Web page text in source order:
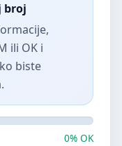
broj
ili OK i
biste
0% OK